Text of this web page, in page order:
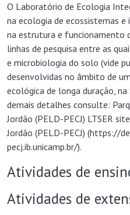
O Laboratório de Ecologia
na ecologia de ecossistemas
na estrutura e funcionamento
linhas de pesquisa entre as
e microbiologia do solo (vide
desenvolvidas no âmbito de
ecológica de longa duração, na
demais detalhes consulte:
Jordão (PELD-PECJ) LTSER
Jordão (PELD-PECJ) (https://
pecj.ib.unicamp.br/).
Atividades de
Atividades de